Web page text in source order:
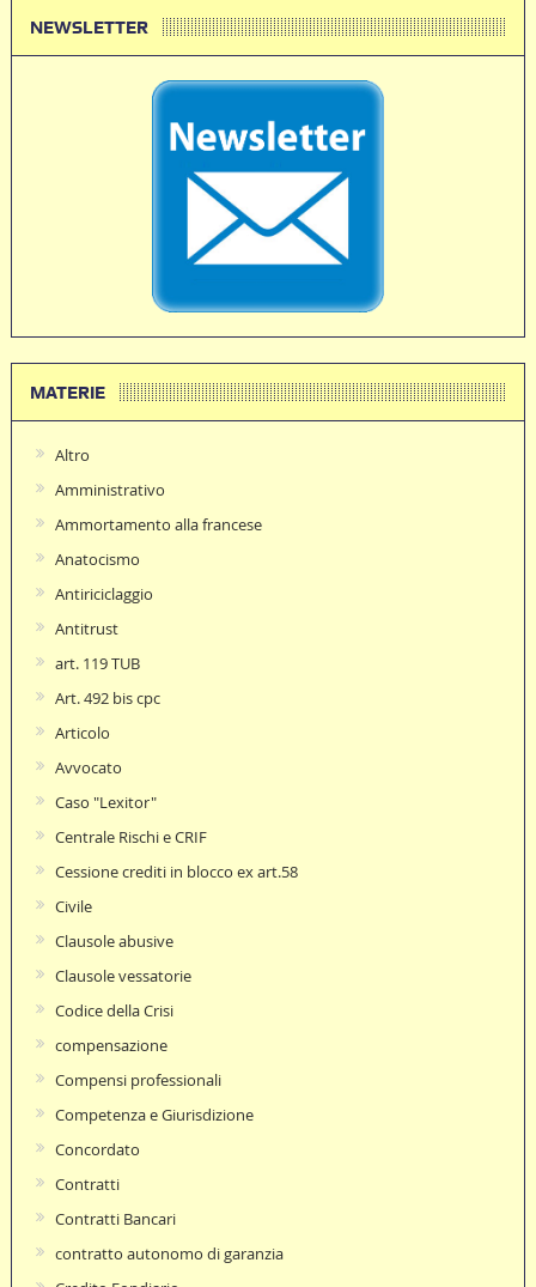
NEWSLETTER
MATERIE
Altro
Amministrativo
Ammortamento alla francese
Anatocismo
Antiriciclaggio
Antitrust
art. 119 TUB
Art. 492 bis cpc
Articolo
Avvocato
Caso "Lexitor"
Centrale Rischi e CRIF
Cessione crediti in blocco ex art.58
Civile
Clausole abusive
Clausole vessatorie
Codice della Crisi
compensazione
Compensi professionali
Competenza e Giurisdizione
Concordato
Contratti
Contratti Bancari
contratto autonomo di garanzia